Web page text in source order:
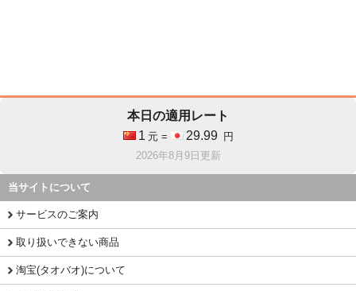
本日の適用レート
1 元 = 29.99
円
2026年8月9日更新
当サイトについて
サービスのご案内
取り扱いできない商品
淘宝(タオバオ)について